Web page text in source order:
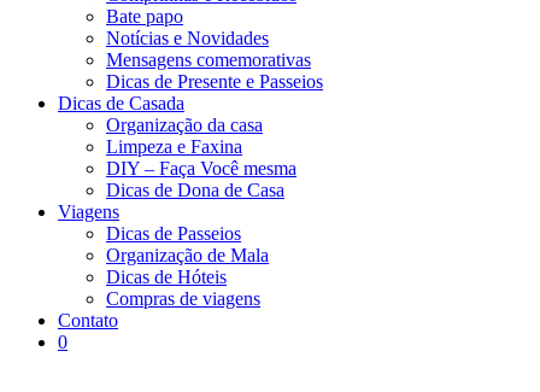
Bate papo
Notícias e Novidades
Mensagens comemorativas
Dicas de Presente e Passeios
Dicas de Casada
Organização da casa
Limpeza e Faxina
DIY – Faça Você mesma
Dicas de Dona de Casa
Viagens
Dicas de Passeios
Organização de Mala
Dicas de Hóteis
Compras de viagens
Contato
0